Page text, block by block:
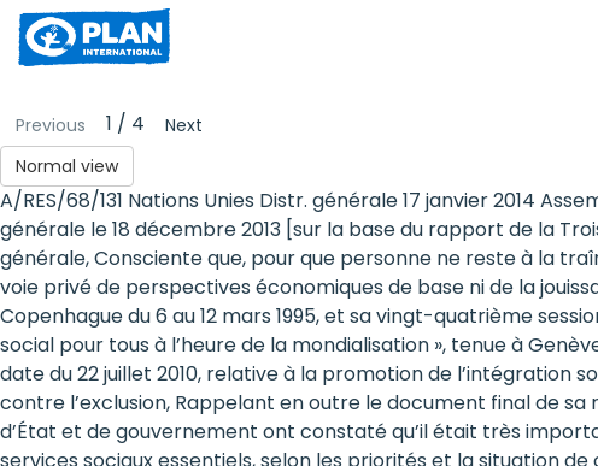
Plan
International
- Girls'
Rights
Platform
- Girls'
rights
are
human
Previous 1 / 4
Next
Normal view
A/RES/68/131 Nations Unies Distr. générale 17 janvier 2014
générale le 18 décembre 2013 [sur la base du rapport de la
générale, Consciente que, pour que personne ne reste à la
voie privé de perspectives économiques de base ni de la
Copenhague du 6 au 12 mars 1995, et sa vingt-quatrième
social pour tous à l’heure de la mondialisation », tenue à
date du 22 juillet 2010, relative à la promotion de l’intégration
contre l’exclusion, Rappelant en outre le document final de
d’État et de gouvernement ont constaté qu’il était très